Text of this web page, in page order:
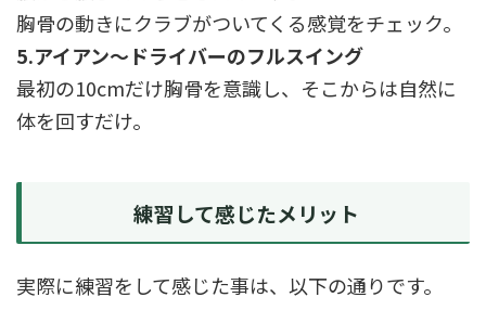
胸骨の動きにクラブがついてくる感覚をチェック。
5.アイアン〜ドライバーのフルスイング
最初の10cmだけ胸骨を意識し、そこからは自然に
体を回すだけ。
練習して感じたメリット
実際に練習をして感じた事は、以下の通りです。